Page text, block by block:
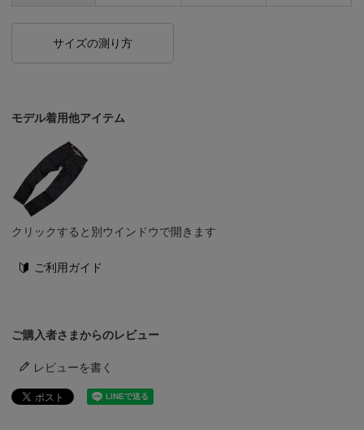
サイズの測り方
モデル着用他アイテム
クリックすると別ウインドウで開きます
ご利用ガイド
ご購入者さまからのレビュー
レビューを書く